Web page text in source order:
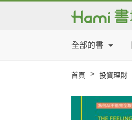
全部的書
首頁 > 投資理財